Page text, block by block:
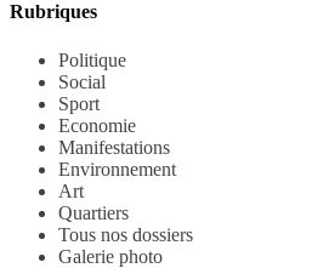
Rubriques
Politique
Social
Sport
Economie
Manifestations
Environnement
Art
Quartiers
Tous nos dossiers
Galerie photo